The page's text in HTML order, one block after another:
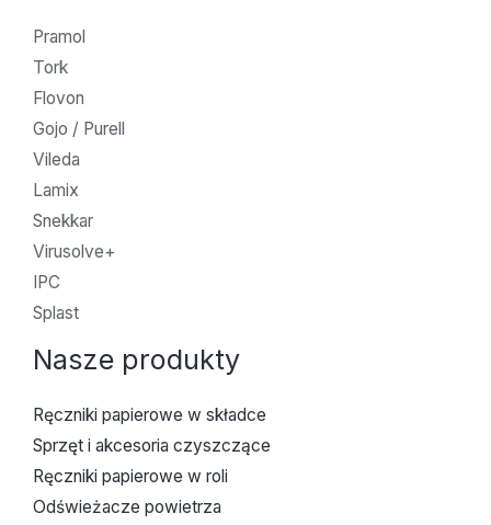
Pramol
Tork
Flovon
Gojo / Purell
Vileda
Lamix
Snekkar
Virusolve+
IPC
Splast
Nasze produkty
Ręczniki papierowe w składce
Sprzęt i akcesoria czyszczące
Ręczniki papierowe w roli
Odświeżacze powietrza